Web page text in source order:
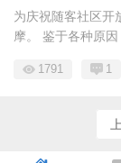
为庆祝随客社区开
摩。 鉴于各种原因
1791 1